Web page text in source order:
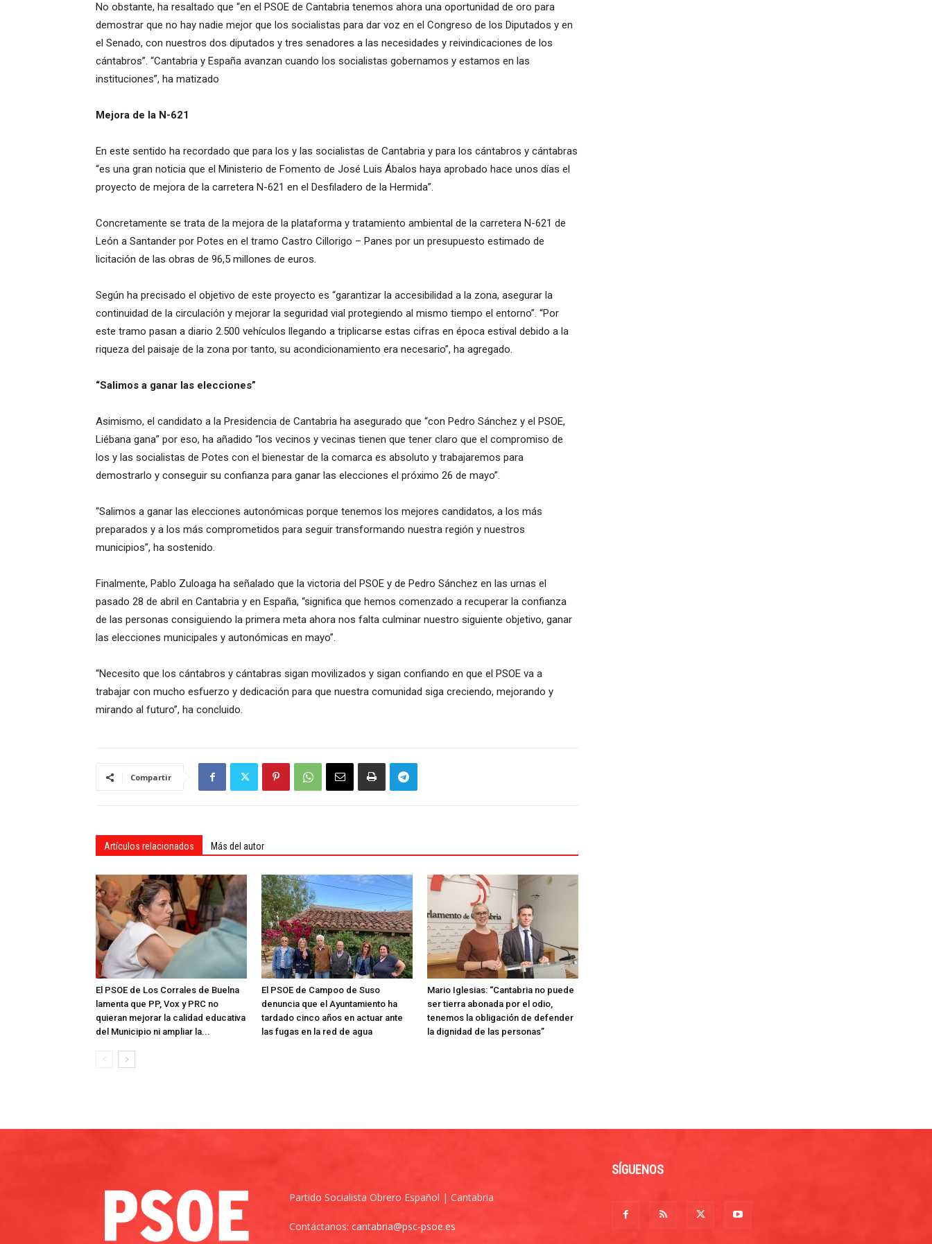
No obstante, ha resaltado que “en el PSOE de Cantabria tenemos ahora una oportunidad de oro para
demostrar que no hay nadie mejor que los socialistas para dar voz en el Congreso de los Diputados y en
el Senado, con nuestros dos diputados y tres senadores a las necesidades y reivindicaciones de los
cántabros”. “Cantabria y España avanzan cuando los socialistas gobernamos y estamos en las
instituciones”, ha matizado
Mejora de la N-621
En este sentido ha recordado que para los y las socialistas de Cantabria y para los cántabros y cántabras
“es una gran noticia que el Ministerio de Fomento de José Luis Ábalos haya aprobado hace unos días el
proyecto de mejora de la carretera N-621 en el Desfiladero de la Hermida”.
Concretamente se trata de la mejora de la plataforma y tratamiento ambiental de la carretera N-621 de
León a Santander por Potes en el tramo Castro Cillorigo – Panes por un presupuesto estimado de
licitación de las obras de 96,5 millones de euros.
Según ha precisado el objetivo de este proyecto es “garantizar la accesibilidad a la zona, asegurar la
continuidad de la circulación y mejorar la seguridad vial protegiendo al mismo tiempo el entorno”. “Por
este tramo pasan a diario 2.500 vehículos llegando a triplicarse estas cifras en época estival debido a la
riqueza del paisaje de la zona por tanto, su acondicionamiento era necesario”, ha agregado.
“Salimos a ganar las elecciones”
Asimismo, el candidato a la Presidencia de Cantabria ha asegurado que “con Pedro Sánchez y el PSOE,
Liébana gana” por eso, ha añadido “los vecinos y vecinas tienen que tener claro que el compromiso de
los y las socialistas de Potes con el bienestar de la comarca es absoluto y trabajaremos para
demostrarlo y conseguir su confianza para ganar las elecciones el próximo 26 de mayo”.
“Salimos a ganar las elecciones autonómicas porque tenemos los mejores candidatos, a los más
preparados y a los más comprometidos para seguir transformando nuestra región y nuestros
municipios”, ha sostenido.
Finalmente, Pablo Zuloaga ha señalado que la victoria del PSOE y de Pedro Sánchez en las urnas el
pasado 28 de abril en Cantabria y en España, “significa que hemos comenzado a recuperar la confianza
de las personas consiguiendo la primera meta ahora nos falta culminar nuestro siguiente objetivo, ganar
las elecciones municipales y autonómicas en mayo”.
“Necesito que los cántabros y cántabras sigan movilizados y sigan confiando en que el PSOE va a
trabajar con mucho esfuerzo y dedicación para que nuestra comunidad siga creciendo, mejorando y
mirando al futuro”, ha concluido.
Compartir
Artículos relacionados Más del autor
El PSOE de Los Corrales de Buelna
lamenta que PP, Vox y PRC no
quieran mejorar la calidad educativa
del Municipio ni ampliar la...
El PSOE de Campoo de Suso
denuncia que el Ayuntamiento ha
tardado cinco años en actuar ante
las fugas en la red de agua
Mario Iglesias: “Cantabria no puede
ser tierra abonada por el odio,
tenemos la obligación de defender
la dignidad de las personas”
Partido Socialista Obrero Español | Cantabria
Contáctanos: cantabria@psc-psoe.es
SÍGUENOS